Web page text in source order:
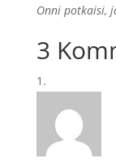
Onni potkaisi,
3